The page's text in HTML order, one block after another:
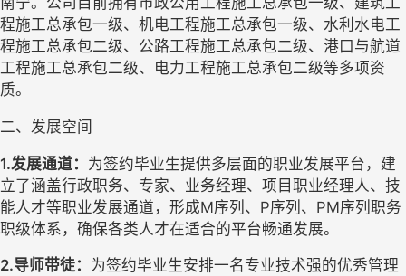
程施工总承包一级、机电工程施工总承包一级、水利水电工
程施工总承包二级、公路工程施工总承包二级、港口与航道
工程施工总承包二级、电力工程施工总承包二级等多项资
质。
二、 发展空间
1.发展通道： 为签约毕业生提供多层面的职业发展平台， 建
立了涵盖行政职务、专家、业务经理、项目职业经理人 、 技
能人才等职业发展通道， 形成M序列、P序列、PM序列职务
职级体系， 确保各类人才在适合的平台畅通发展。
2.导师带徒： 为签约毕业生安排一名专业技术强的优秀管理